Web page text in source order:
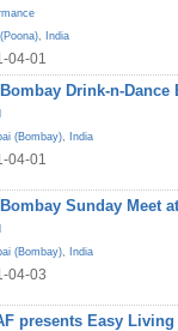
, India
04-01
Drink-n-Dance
(Bombay), India
04-01
Sunday Meet
(Bombay), India
04-03
presents Easy